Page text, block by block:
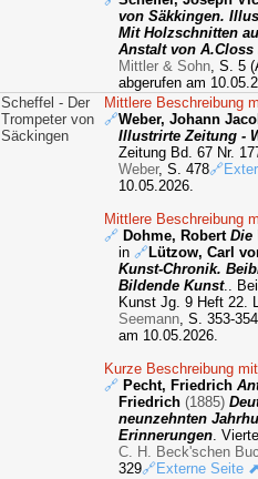
von Säkkingen.
Mit Holzschnitten
Anstalt von
Mittler & Sohn, S. 5
abgerufen am
Scheffel - Der
Trompeter von
Säckingen
Mittlere Beschreibung
🔗Weber, Johann
Illustrirte Zeitung -
Zeitung Bd. 67 Nr.
Weber, S. 478
10.05.2026.
Mittlere Beschreibung
🔗 Dohme, RobertDie
in🔗Lützow, Carl
Kunst-Chronik.
Bildende Kunst..
Kunst Jg. 9 Heft 22.
Seemann, S. 353-354
am 10.05.2026.
Kurze Beschreibung
🔗 Pecht, Friedrich
Friedrich (1885)
neunzehnten
Erinnerungen.
C. H. Beck'schen
329🔗Externe Seite ⬈